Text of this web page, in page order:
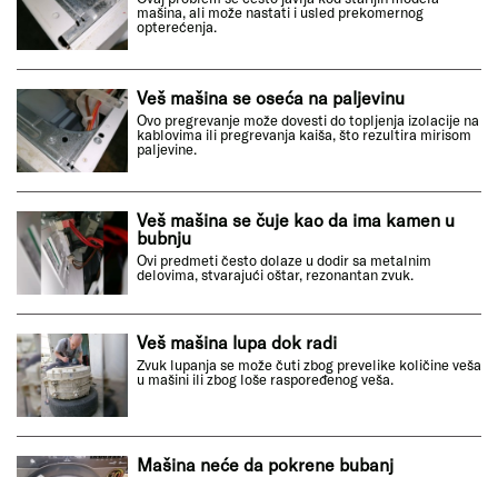
mašina, ali može nastati i usled prekomernog
opterećenja.
Veš mašina se oseća na paljevinu
Ovo pregrevanje može dovesti do topljenja izolacije na
kablovima ili pregrevanja kaiša, što rezultira mirisom
paljevine.
Veš mašina se čuje kao da ima kamen u
bubnju
Ovi predmeti često dolaze u dodir sa metalnim
delovima, stvarajući oštar, rezonantan zvuk.
Veš mašina lupa dok radi
Zvuk lupanja se može čuti zbog prevelike količine veša
u mašini ili zbog loše raspoređenog veša.
Mašina neće da pokrene bubanj